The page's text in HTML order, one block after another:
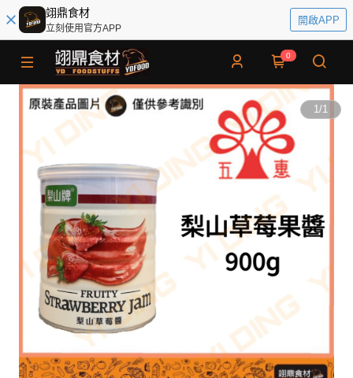
翊鼎食材
立刻使用官方APP
開啟APP
0
1/1